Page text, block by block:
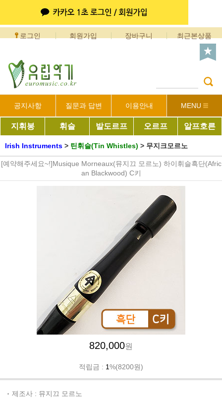
로그인 회원가입 장바구니 최근본상품
공지사항 질문과 답변 이용안내 MENU
지휘봉 휘슬 발도르프 오르프 알프호른
Irish Instruments > 틴휘슬(Tin Whistles) > 무지크모르노
[예약해주세요~!]Musique Morneaux(뮤지끄 모르노) 하이휘슬흑단(Afric
an Blackwood) C키
820,000원
적립금 : 1%(8200원)
제조사 : 뮤지끄 모르노